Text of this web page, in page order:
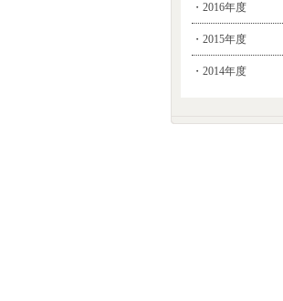
・2016年度
・2015年度
・2014年度